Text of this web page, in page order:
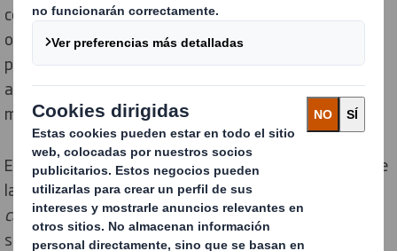
como la reciclabilidad, el contenido renovable o la
optimización de la cadena de suministro-,
proporcionando una clara visión de la circularidad y
ayudando a identificar las áreas con potencial de
mejora.
Esta herramienta se alinea también con el propósito de
la compañía de “Redefinir el Packaging para un mundo
cambiante” que ha impulsado su estrategia de
sostenibilidad “Now and Next”. Esta estrategia se